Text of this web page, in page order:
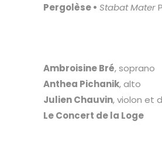
Pergolèse • Stabat Mater
Ambroisine Bré, soprano
Anthea Pichanik, alto
Julien Chauvin, violon et
Le Concert de la Loge